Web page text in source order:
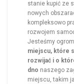
stanie kupić ze
nowych
kompleksowo
rozwojem
Jesteśmy
miejscu, które
rozwijać i o
dno naszego
miejscu, takim